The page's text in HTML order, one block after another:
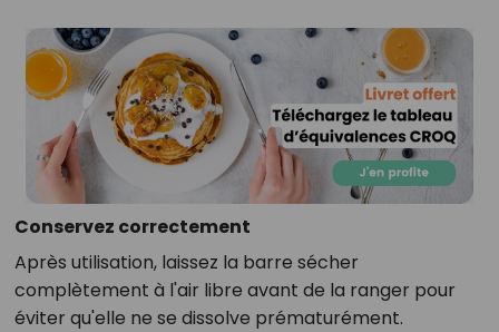
Conservez correctement
Après utilisation, laissez la barre sécher
complètement à l'air libre avant de la ranger pour
éviter qu'elle ne se dissolve prématurément.